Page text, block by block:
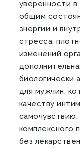
уверенности
общим
энергии и
стресса,
изменений
биологически
для мужчин,
качеству
самочувствию.
комплексного
без